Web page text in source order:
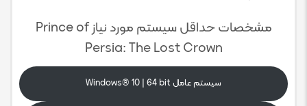
مشخصات حداقل سیستم مورد نیاز Prince of
Persia: The Lost Crown
سیستم عامل Windows® 10 | 64 bit